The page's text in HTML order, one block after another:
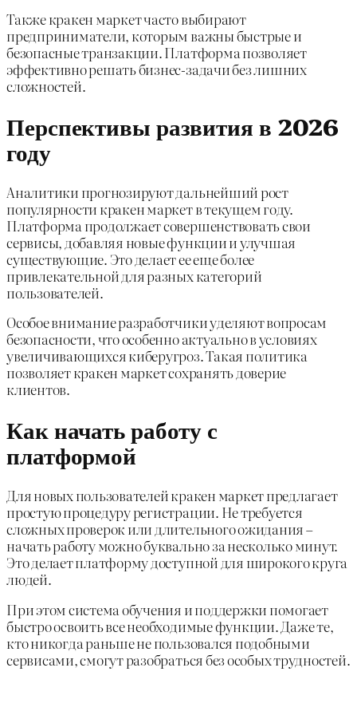
Также кракен маркет часто выбирают
предприниматели, которым важны быстрые и
безопасные транзакции. Платформа позволяет
эффективно решать бизнес-задачи без лишних
сложностей.
Перспективы развития в 2026
году
Аналитики прогнозируют дальнейший рост
популярности кракен маркет в текущем году.
Платформа продолжает совершенствовать свои
сервисы, добавляя новые функции и улучшая
существующие. Это делает ее еще более
привлекательной для разных категорий
пользователей.
Особое внимание разработчики уделяют вопросам
безопасности, что особенно актуально в условиях
увеличивающихся киберугроз. Такая политика
позволяет кракен маркет сохранять доверие
клиентов.
Как начать работу с
платформой
Для новых пользователей кракен маркет предлагает
простую процедуру регистрации. Не требуется
сложных проверок или длительного ожидания –
начать работу можно буквально за несколько минут.
Это делает платформу доступной для широкого круга
людей.
При этом система обучения и поддержки помогает
быстро освоить все необходимые функции. Даже те,
кто никогда раньше не пользовался подобными
сервисами, смогут разобраться без особых трудностей.